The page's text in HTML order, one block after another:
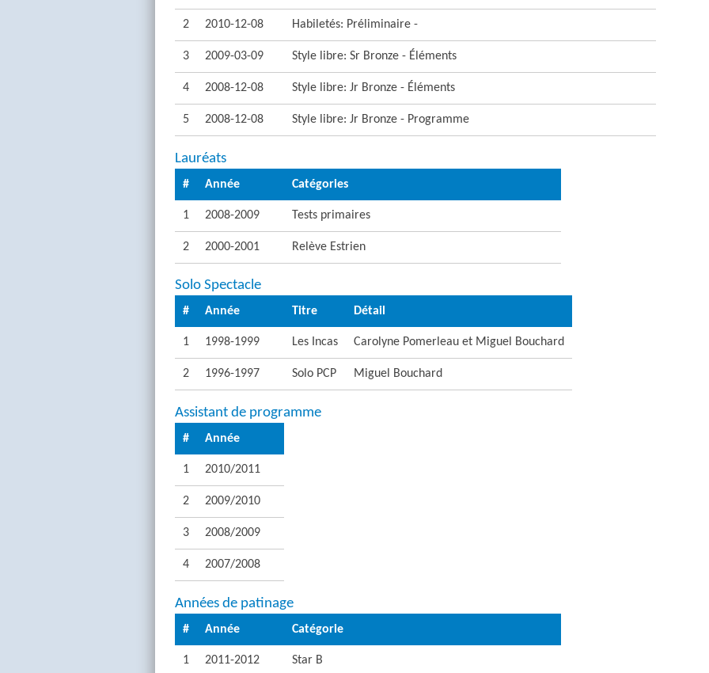
2 2010-12-08 Habiletés: Préliminaire -
3 2009-03-09 Style libre: Sr Bronze - Éléments
4 2008-12-08 Style libre: Jr Bronze - Éléments
5 2008-12-08 Style libre: Jr Bronze - Programme
Lauréats
# Année Catégories
1 2008-2009 Tests primaires
2 2000-2001 Relève Estrien
Solo Spectacle
# Année Titre Détail
1 1998-1999 Les Incas Carolyne Pomerleau et Miguel Bouchard
2 1996-1997 Solo PCP Miguel Bouchard
Assistant de programme
# Année
1 2010/2011
2 2009/2010
3 2008/2009
4 2007/2008
Années de patinage
# Année Catégorie
1 2011-2012 Star B